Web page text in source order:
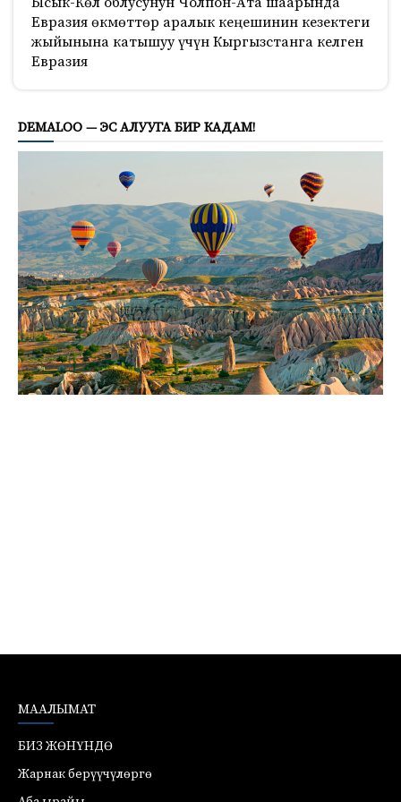
Евразия өкмөттөр аралык кеңешинин кезектеги
жыйынына катышуу үчүн Кыргызстанга келген
Евразия
DEMALOO — ЭС АЛУУГА БИР КАДАМ!
МААЛЫМАТ
БИЗ ЖӨНҮНДӨ
Жарнак берүүчүлөргө